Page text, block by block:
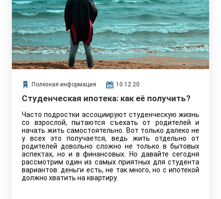
Полезная информация 10.12.20
Студенческая ипотека: как её получить?
Часто подростки ассоциируют студенческую жизнь
со взрослой, пытаются съехать от родителей и
начать жить самостоятельно. Вот только далеко не
у всех это получается, ведь жить отдельно от
родителей довольно сложно не только в бытовых
аспектах, но и в финансовых. Но давайте сегодня
рассмотрим один из самых приятных для студента
вариантов: деньги есть, не так много, но с ипотекой
должно хватить на квартиру.